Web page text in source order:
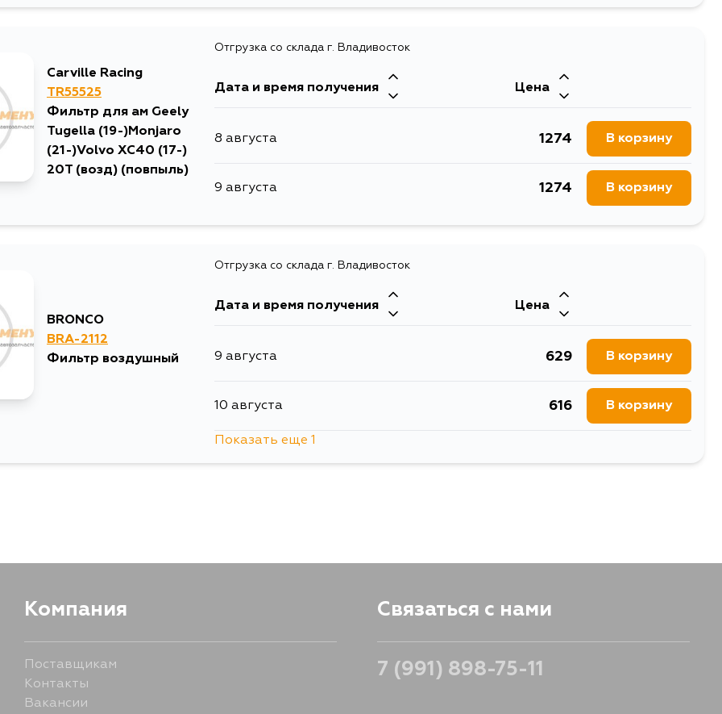
Carville Racing
TR55525
Фильтр для ам Geely
Tugella (19-)Monjaro
(21-)Volvo XC40 (17-)
20T (возд) (повпыль)
Отгрузка со склада г. Владивосток
Дата и время получения Цена
8 августа 1274 В корзину
9 августа 1274 В корзину
BRONCO
BRA-2112
Фильтр воздушный
Отгрузка со склада г. Владивосток
Дата и время получения Цена
9 августа 629 В корзину
10 августа 616 В корзину
Показать еще 1
Компания
Поставщикам
Контакты
Вакансии
Связаться с нами
7 (991) 898-75-11